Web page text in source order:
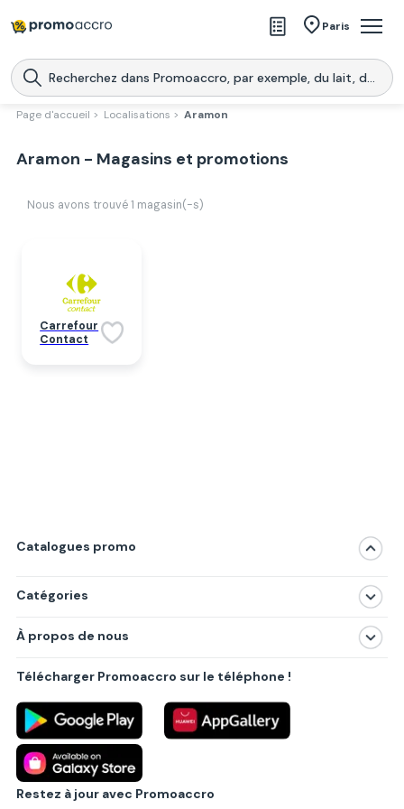
Paris
Magasins
Produits
Promoaccro
Page d'accueil > Localisations > Aramon
Aramon - Magasins et promotions
Nous avons trouvé 1 magasin(-s)
Carrefour
Contact
Catalogues promo
Catégories
Produits
Villes principales
À propos de nous
Politique de confidentialité
Règlements
Partenariat B2B
Blog
Contact
Télécharger Promoaccro sur le téléphone !
Restez à jour avec Promoaccro